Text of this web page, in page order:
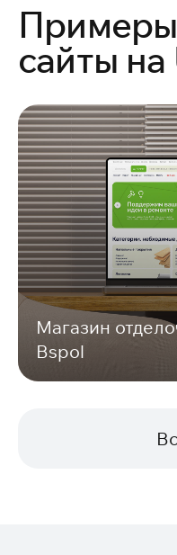
сайты
Магазин
Bspol